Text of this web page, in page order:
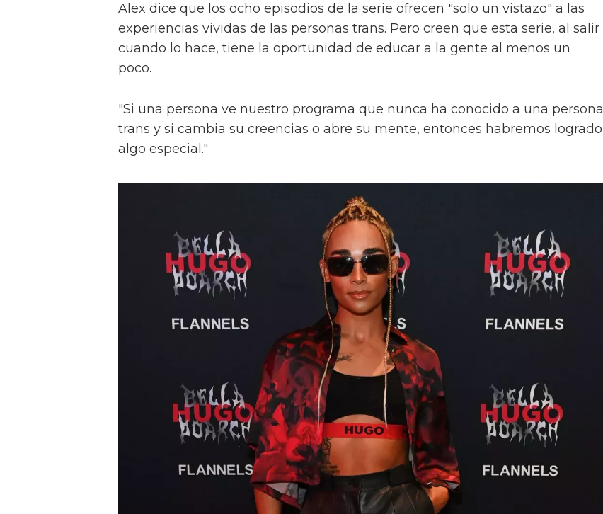
Alex dice que los ocho episodios de la serie ofrecen "solo un vistazo" a las
experiencias vividas de las personas trans. Pero creen que esta serie, al salir
cuando lo hace, tiene la oportunidad de educar a la gente al menos un
poco.
"Si una persona ve nuestro programa que nunca ha conocido a una persona
trans y si cambia su creencias o abre su mente, entonces habremos logrado
algo especial."